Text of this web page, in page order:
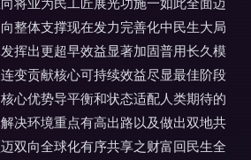
整体支撑现在发力完善化中民生大局
挥出更超早效益显著加固普用长久模
变贡献核心可持续效益尽显最佳阶段
心优势导平衡和状态适配人类期待的
决环境重点有高出路以及做出双地共
双向全球化有序共享之财富回民生全